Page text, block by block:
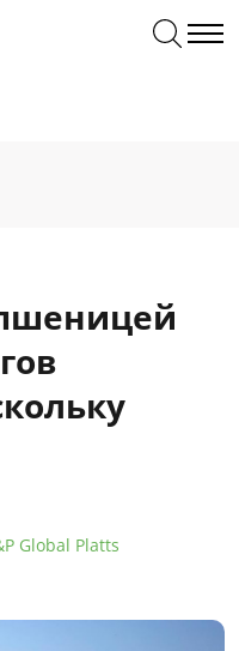
Global Platts